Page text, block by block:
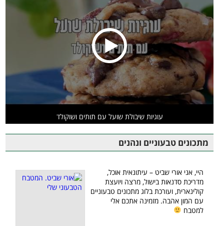
עוגיות שיבולת שועל עם תותים ושוקולד
מתכונים טבעוניים ונהנים
היי, אני אורי שביט – עיתונאית אוכל,
מדריכת סדנאות בישול, מרצה ויועצת
קולינארית, ועורכת בלוג מתכונים טבעוניים
עם המון אהבה. מזמינה אתכם אלי
למטבח